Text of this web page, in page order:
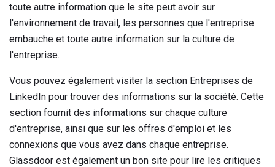
toute autre information que le site peut avoir sur
l'environnement de travail, les personnes que l'entreprise
embauche et toute autre information sur la culture de
l'entreprise.
Vous pouvez également visiter la section Entreprises de
LinkedIn pour trouver des informations sur la société. Cette
section fournit des informations sur chaque culture
d'entreprise, ainsi que sur les offres d'emploi et les
connexions que vous avez dans chaque entreprise.
Glassdoor est également un bon site pour lire les critiques